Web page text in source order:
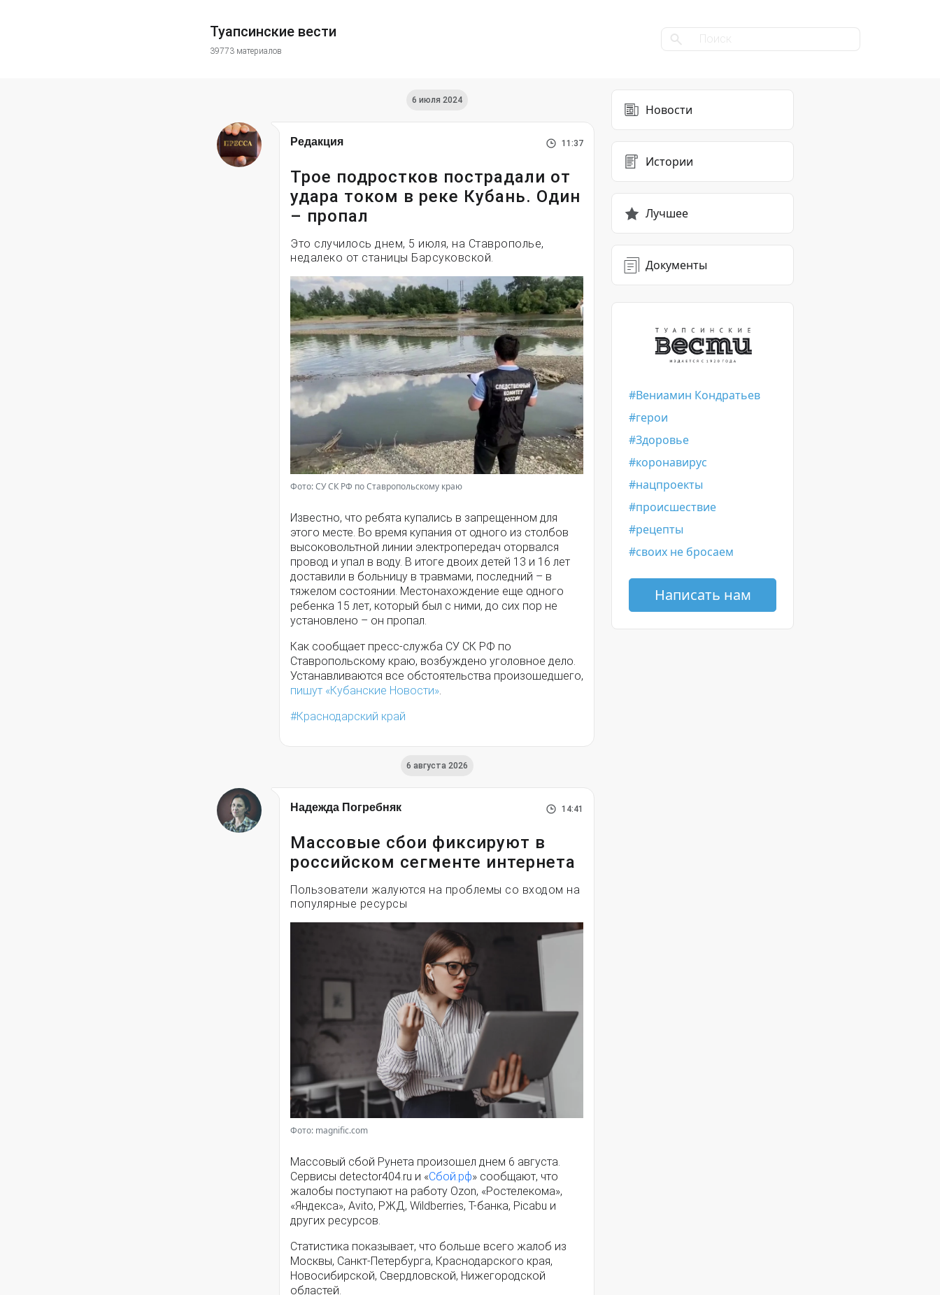
Туапсинские вести
39773 материалов
6 июля 2024
Редакция 11:37
Трое подростков пострадали от
удара током в реке Кубань. Один
– пропал
Это случилось днем, 5 июля, на Ставрополье,
недалеко от станицы Барсуковской.
Фото: СУ СК РФ по Ставропольскому краю
Известно, что ребята купались в запрещенном для
этого месте. Во время купания от одного из столбов
высоковольтной линии электропередач оторвался
провод и упал в воду. В итоге двоих детей 13 и 16 лет
доставили в больницу в травмами, последний – в
тяжелом состоянии. Местонахождение еще одного
ребенка 15 лет, который был с ними, до сих пор не
установлено – он пропал.
Как сообщает пресс-служба СУ СК РФ по
Ставропольскому краю, возбуждено уголовное дело.
Устанавливаются все обстоятельства произошедшего,
пишут «Кубанские Новости».
Краснодарский край
6 августа 2026
Надежда Погребняк 14:41
Массовые сбои фиксируют в
российском сегменте интернета
Пользователи жалуются на проблемы со входом на
популярные ресурсы
Фото: magnific.com
Массовый сбой Рунета произошел днем 6 августа.
Сервисы detector404.ru и «Сбой.рф» сообщают, что
жалобы поступают на работу Ozon, «Ростелекома»,
«Яндекса», Avito, РЖД, Wildberries, Т-банка, Picabu и
других ресурсов.
Статистика показывает, что больше всего жалоб из
Москвы, Санкт-Петербурга, Краснодарского края,
Новосибирской, Свердловской, Нижегородской
областей.
Новости
Истории
Лучшее
Документы
Вениамин Кондратьев
герои
Здоровье
коронавирус
нацпроекты
происшествие
рецепты
своих не бросаем
Написать нам